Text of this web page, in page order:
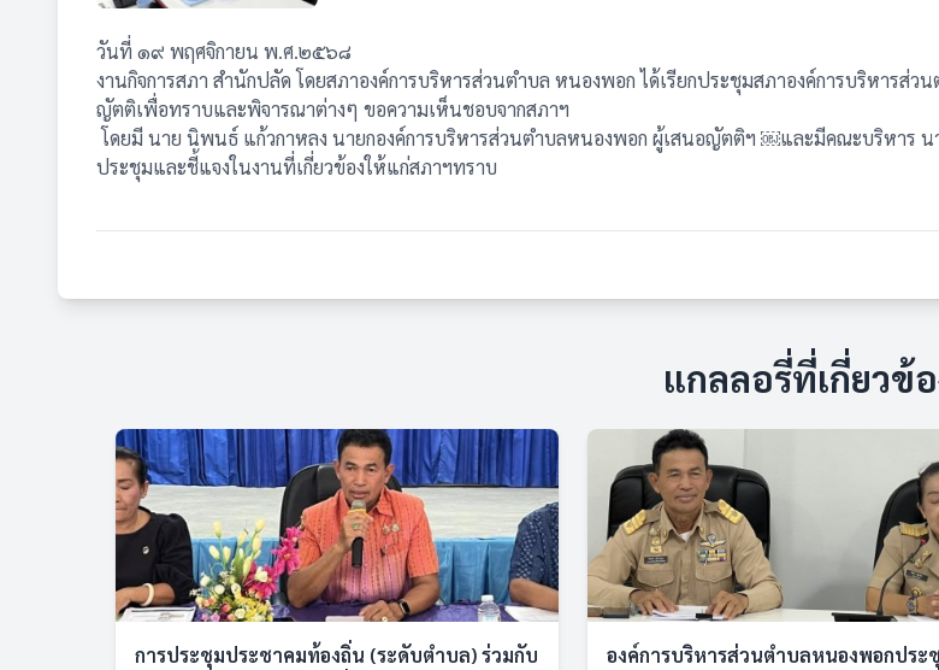
วันที่ ๑๙ พฤศจิกายน พ.ศ.๒๕๖๘
งานกิจการสภา สำนักปลัด โดยสภาองค์การบริหารส่วนตำบล หนองพอก ได้เรียกประชุมสภาองค์การบริหา
ญัตติเพื่อทราบและพิจารณาต่างๆ ขอความเห็นชอบจากสภาฯ
โดยมี นาย นิพนธ์ แก้วกาหลง นายกองค์การบริหารส่วนตำบลหนองพอก ผู้เสนอญัตติฯ ￼และมีคณะบริหาร น
ประชุมและชี้แจงในงานที่เกี่ยวข้องให้แก่สภาฯทราบ
แกลลอรี่ที่เกี่ยวข้
การประชุมประชาคมท้องถิ่น (ระดับตำบล) ร่วมกับ
องค์การบริหารส่วนตำบลหนองพอกประ